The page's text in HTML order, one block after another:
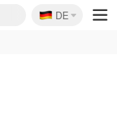
🇩🇪
DE